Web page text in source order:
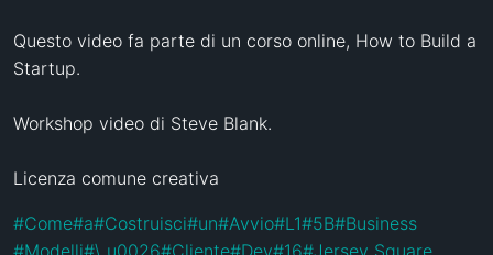
Questo video fa parte di un corso online, How to Build a
Startup.
Workshop video di Steve Blank.
Licenza comune creativa
#Come#a#Costruisci#un#Avvio#L1#5B#Business
#Modelli#\ u0026#Cliente#Dev#16#Jersey Square